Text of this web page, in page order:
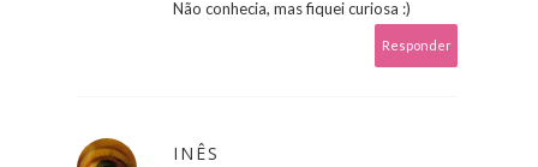
Não conhecia, mas fiquei curiosa :)
Responder
INÊS